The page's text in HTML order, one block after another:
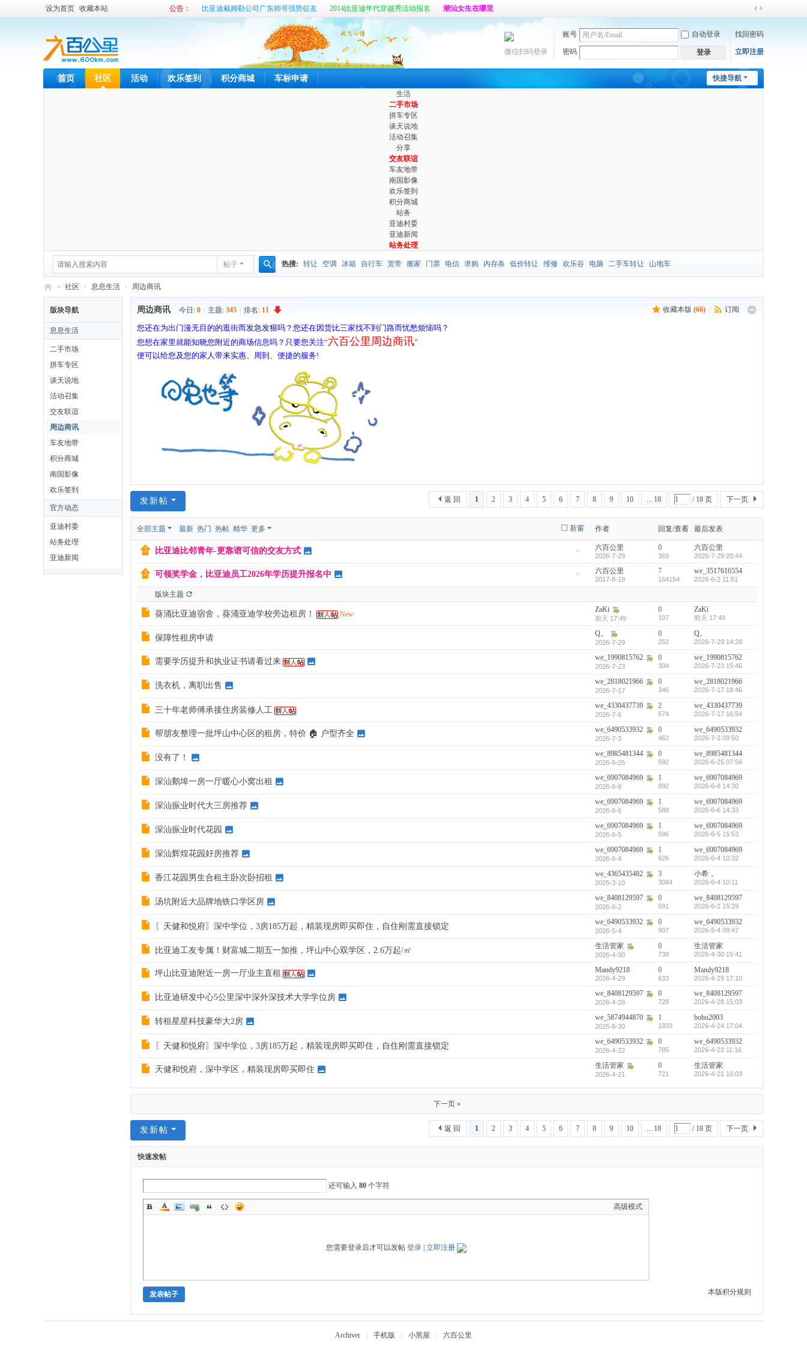
设为首页 收藏本站
切
换
到
宽
账号 自动登录 找回密码
密码 登录 立即注册
微信扫码登录
快捷导航
首页 社区 活动 欢乐签到 积分商城 车标申请
生活
二手市场
拼车专区
谈天说地
活动召集
分享
交友联谊
车友地带
南国影像
欢乐签到
积分商城
站务
亚迪村委
亚迪新闻
站务处理
帖子
索
热搜: 转让 空调 冰箱 自行车 宽带 搬家 门票 电信 求购 内存条 低价转让 维修 欢乐谷 电脑 二手车转让 山地车
百
公
比
亚
迪
员
工
网
» 社区 › 息息生活 › 周边商讯
版块导航
息息生活
二手市场
拼车专区
谈天说地
活动召集
交友联谊
周边商讯
车友地带
积分商城
南国影像
欢乐签到
官方动态
亚迪村委
站务处理
亚迪新闻
收藏本版 (66) 订阅
周边商讯 今日: 0 主题: 345 排名: 11
您还在为出门漫无目的的逛街而发急发狠吗？您还在因货比三家找不到门路而忧愁烦恼吗？
您想在家里就能知晓您附近的商场信息吗？只要您关注“六百公里周边商讯”
便可以给您及您的家人带来实惠、周到、便捷的服务!
1 2 3 4 5 6 7 8 9 10 ... 18 / 18 页 下一页
返 回
发新帖
新窗
全部主题 最新 热门 热帖 精华 更多 作者 回复/查看 最后发表
藏
置
帖
比亚迪比邻青年-更靠谱可信的交友方式 六百公里
2026-7-29
0
369
六百公里
2026-7-29 20:44
藏
顶
可领奖学金，比亚迪员工2026年学历提升报名中 六百公里
2017-8-19
7
164154
we_3517616554
2026-6-2 11:51
版块主题
葵涌比亚迪宿舍，葵涌亚迪学校旁边租房！ New
ZaKi
前天 17:49
0
107
ZaKi
前天 17:49
保障性租房申请 Q。
2026-7-29
0
252
Q。
2026-7-29 14:28
需要学历提升和执业证书请看过来 we_1990815762
2026-7-23
0
304
we_1990815762
2026-7-23 15:46
洗衣机，离职出售 we_2818021966
2026-7-17
0
346
we_2818021966
2026-7-17 18:46
三十年老师傅承接住房装修人工 we_4330437739
2026-7-6
2
574
we_4330437739
2026-7-17 16:54
帮朋友整理一批坪山中心区的租房，特价 🏠 户型齐全 we_6490533932
2026-7-3
0
462
we_6490533932
2026-7-3 09:50
没有了！ we_8985481344
2026-6-25
0
592
we_8985481344
2026-6-25 07:56
深汕鹅埠一房一厅暖心小窝出租 we_6907084969
2026-6-8
1
892
we_6907084969
2026-6-8 14:30
深汕振业时代大三房推荐 we_6907084969
2026-6-6
1
588
we_6907084969
2026-6-6 14:33
深汕振业时代花园 we_6907084969
2026-6-5
1
596
we_6907084969
2026-6-5 15:53
深汕辉煌花园好房推荐 we_6907084969
2026-6-4
1
626
we_6907084969
2026-6-4 10:32
香江花园男生合租主卧次卧招租 we_4365435482
2025-3-10
3
3084
小希，
2026-6-4 10:11
汤坑附近大品牌地铁口学区房 we_8408129597
2026-6-2
0
591
we_8408129597
2026-6-2 15:29
〖天健和悦府〗深中学位，3房185万起，精装现房即买即住，自住刚需直接锁定 we_6490533932
2026-5-4
0
907
we_6490533932
2026-5-4 09:47
比亚迪工友专属！财富城二期五一加推，坪山中心双学区，2.6万起/㎡ 生活管家
2026-4-30
0
738
生活管家
2026-4-30 15:41
坪山比亚迪附近一房一厅业主直租 Mandy9218
2026-4-29
0
633
Mandy9218
2026-4-29 17:10
比亚迪研发中心5公里深中深外深技术大学学位房 we_8408129597
2026-4-28
0
728
we_8408129597
2026-4-28 15:03
转租星星科技豪华大2房 we_5874944870
2025-6-30
1
1933
bohu2003
2026-4-24 17:04
〖天健和悦府〗深中学位，3房185万起，精装现房即买即住，自住刚需直接锁定 we_6490533932
2026-4-22
0
785
we_6490533932
2026-4-22 11:16
天健和悦府，深中学区，精装现房即买即住 生活管家
2026-4-21
0
721
生活管家
2026-4-21 16:03
下一页 »
1 2 3 4 5 6 7 8 9 10 ... 18 / 18 页 下一页
返 回
发新帖
快速发帖
还可输入 80 个字符
高级模式
您需要登录后才可以发帖 登录| 立即注册
本版积分规则
发表帖子
公告：
比亚迪戴姆勒公司广东帅哥强势征友
2014比亚迪年代穿越秀活动报名
潮汕女生在哪里
比亚迪内部租车发布帖
真心寻找那个她 六百公里最新客户端开放体验啦
Archiver 手机版 小黑屋 六百公里